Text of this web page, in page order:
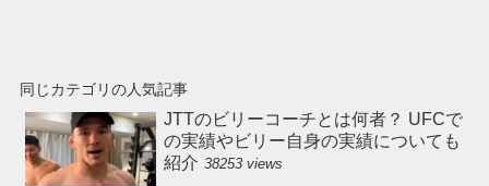
同じカテゴリの人気記事
JTTのビリーコーチとは何者？ UFCで
の実績やビリー自身の実績についても
紹介 38253 views